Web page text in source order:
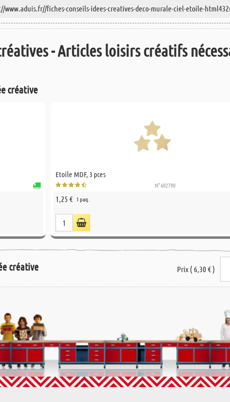
- Articles loisirs créatifs
créative
Etoile MDF, 3 pces
N° 602790
1,25 € 1 paq.
créative Prix ( 6,30 € )